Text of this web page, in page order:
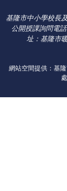
基隆市中小學校長
公開授課詢問電
址：基隆市
網站空間提供：基